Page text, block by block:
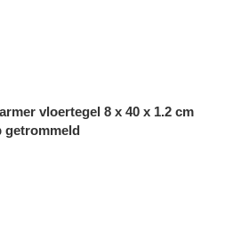
vloertegel 8 x 40 x 1.2 cm
getrommeld